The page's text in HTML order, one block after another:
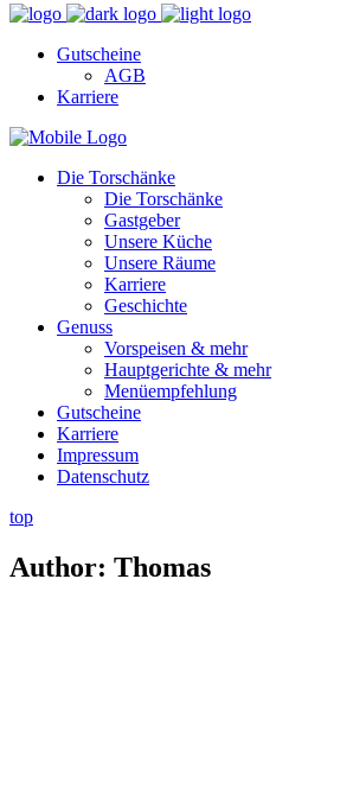
Gutscheine
AGB
Karriere
Die Torschänke
Die Torschänke
Gastgeber
Unsere Küche
Unsere Räume
Karriere
Geschichte
Genuss
Vorspeisen & mehr
Hauptgerichte & mehr
Menüempfehlung
Gutscheine
Karriere
Impressum
Datenschutz
top
Author: Thomas